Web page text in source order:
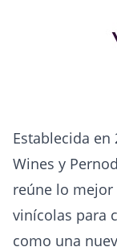
Establecida
Wines y
reúne lo mejor
vinícolas para
como una